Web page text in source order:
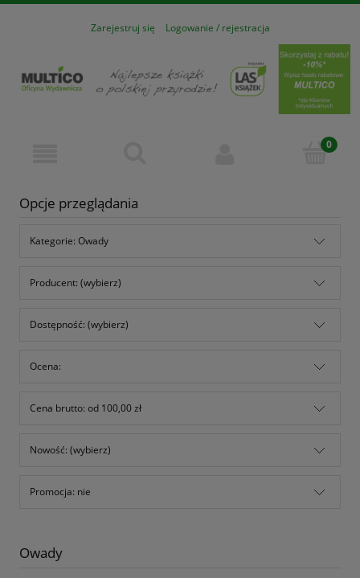
Zarejestruj się Logowanie / rejestracja
Opcje przeglądania
Kategorie: Owady
Producent: (wybierz)
Dostępność: (wybierz)
Ocena:
Cena brutto: od 100,00 zł
Nowość: (wybierz)
Promocja: nie
Owady